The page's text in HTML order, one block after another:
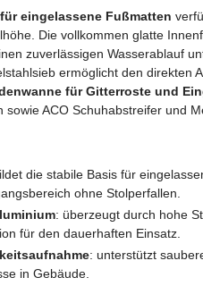
eingelassene Fußmatten
Die vollkommen glatte
zuverlässigen Wasserablauf
ermöglicht den direkten
für Gitterroste und
ACO Schuhabstreifer und
die stabile Basis für
ohne Stolperfallen.
: überzeugt durch hohe
für den dauerhaften Einsatz.
: unterstützt
in Gebäude.